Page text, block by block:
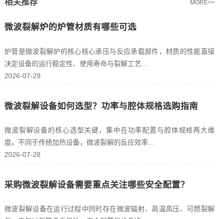
相关推荐 MORE>>
微波裂解炉的炉管材质有哪些可选
炉管是微波裂解炉的核心核心承压与反应承载部件，材质的性能直接
决定设备的运行稳定性、使用寿命与裂解工艺...
2026-07-29
微波裂解设备如何选型？功率与腔体规格选购指南
微波裂解设备的核心选型关键，集中在功率配置与腔体规格两大维
度。不同于传统加热设备，微波裂解的反应效率...
2026-07-28
采购微波裂解设备需要重点关注哪些安全配置？
微波裂解设备在运行过程中同时存在微波辐射、高温高压、可燃裂解